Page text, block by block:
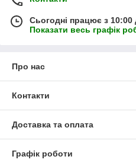
Сьогодні працює з 10:00
Показати весь графік
Про нас
Контакти
Доставка та оплата
Графік роботи